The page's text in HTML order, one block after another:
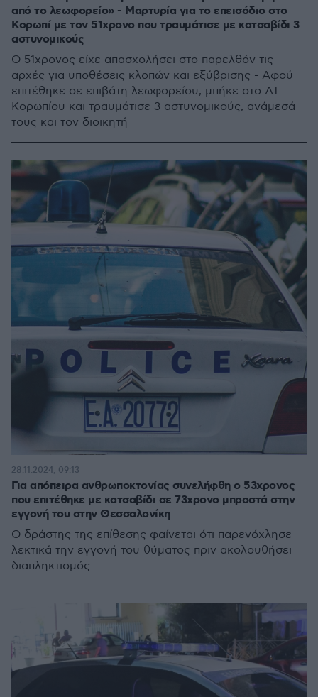
από το λεωφορείο» - Μαρτυρία για το επεισόδιο στο
Κορωπί με τον 51χρονο που τραυμάτισε με κατσαβίδι 3
αστυνομικούς
Ο 51χρονος είχε απασχολήσει στο παρελθόν τις
αρχές για υποθέσεις κλοπών και εξύβρισης - Αφού
επιτέθηκε σε επιβάτη λεωφορείου, μπήκε στο ΑΤ
Κορωπίου και τραυμάτισε 3 αστυνομικούς, ανάμεσά
τους και τον διοικητή
Για απόπειρα ανθρωποκτονίας συνελήφθη ο 53χρονος
που επιτέθηκε με κατσαβίδι σε 73χρονο μπροστά στην
εγγονή του στην Θεσσαλονίκη
Ο δράστης της επίθεσης φαίνεται ότι παρενόχλησε
λεκτικά την εγγονή του θύματος πριν ακολουθήσει
διαπληκτισμός
28.11.2024, 09:13